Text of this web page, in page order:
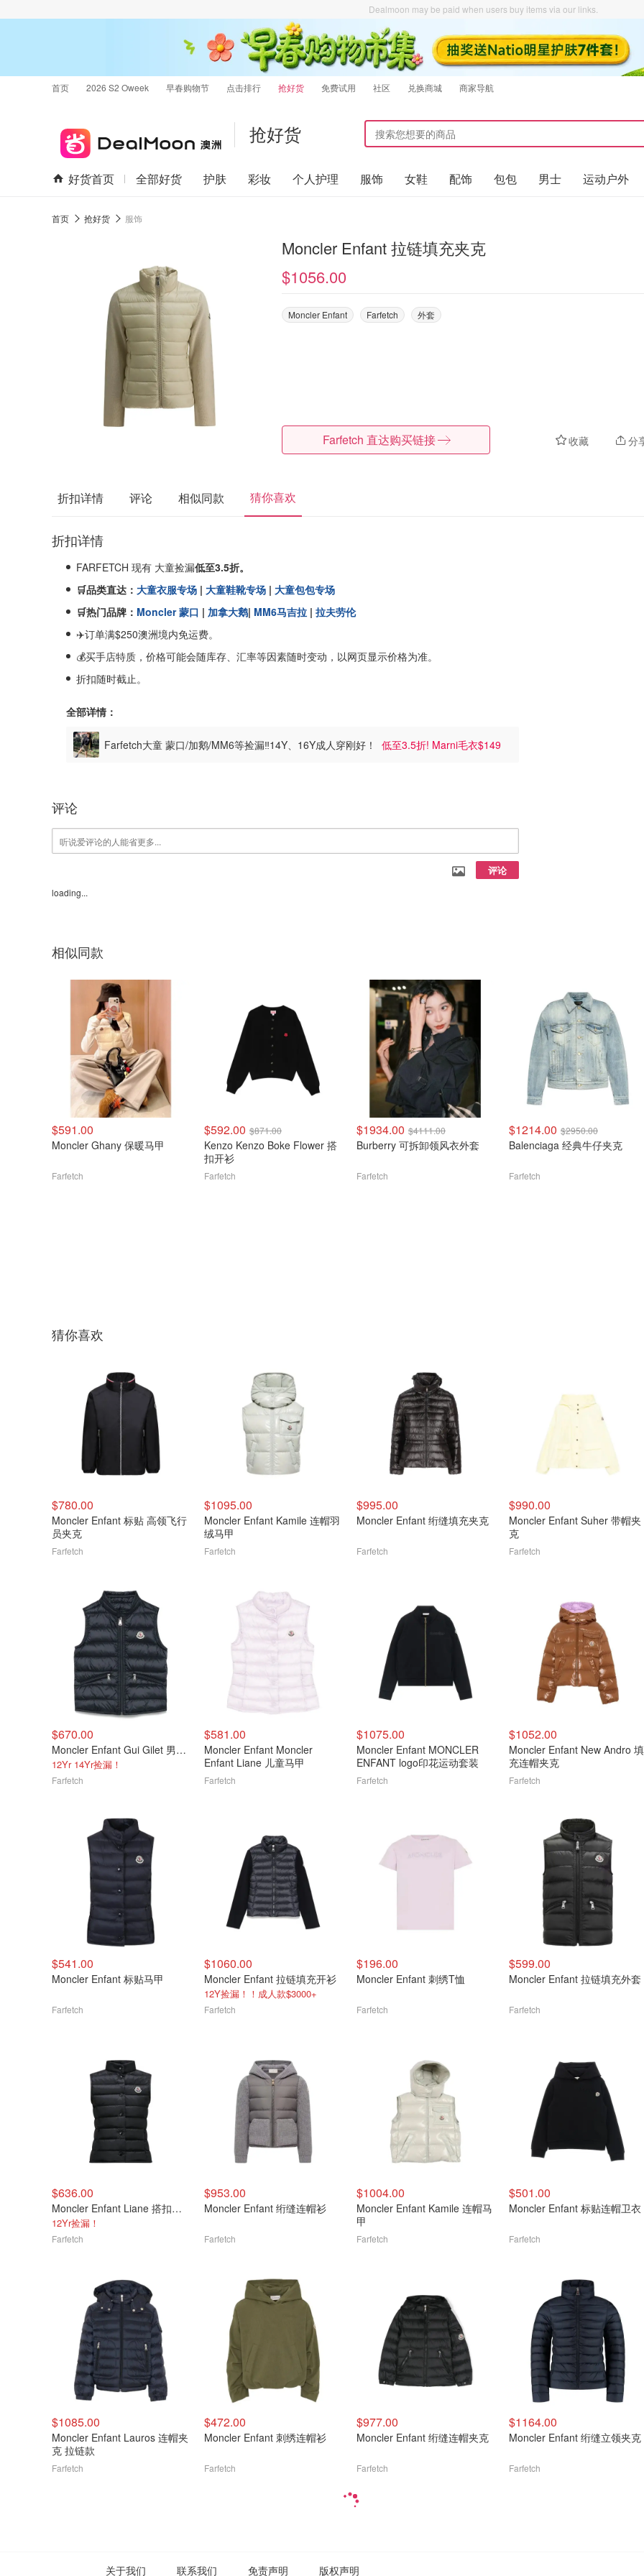
Dealmoon may be paid when users buy items via our links.
首页 2026 S2 Oweek 早春购物节 点击排行 抢好货 免费试用 社区 兑换商城 商家导航
抢好货
好货首页 全部好货 护肤 彩妆 个人护理 服饰 女鞋 配饰 包包 男士 运动户外
首页 抢好货 服饰
Moncler Enfant 拉链填充夹克
$1056.00
Moncler Enfant Farfetch 外套
收藏 分
Farfetch 直达购买链接
折扣详情 评论 相似同款 猜你喜欢
折扣详情
FARFETCH 现有 大童捡漏低至3.5折。
🛒品类直达： 大童衣服专场 | 大童鞋靴专场 | 大童包包专场
🛒热门品牌： Moncler 蒙口 | 加拿大鹅| MM6马吉拉 | 拉夫劳伦
✈️订单满$250澳洲境内免运费。
💰买手店特质，价格可能会随库存、汇率等因素随时变动，以网页显示价格为准。
折扣随时截止。
全部详情：
Farfetch大童 蒙口/加鹅/MM6等捡漏‼️14Y、16Y成人穿刚好！ 低至3.5折! Marni毛衣$149
评论
评论
loading...
相似同款
$591.00
Moncler Ghany 保暖马甲
Farfetch
$592.00 $871.00
Kenzo Kenzo Boke Flower 搭
扣开衫
Farfetch
$1934.00 $4111.00
Burberry 可拆卸领风衣外套
Farfetch
$1214.00 $2950.00
Balenciaga 经典牛仔夹克
Farfetch
猜你喜欢
$780.00
Moncler Enfant 标贴 高领飞行
员夹克
Farfetch
$1095.00
Moncler Enfant Kamile 连帽羽
绒马甲
Farfetch
$995.00
Moncler Enfant 绗缝填充夹克
Farfetch
$990.00
Moncler Enfant Suher 带帽夹
克
Farfetch
$670.00
Moncler Enfant Gui Gilet 男士羽绒马甲
12Yr 14Yr捡漏！
Farfetch
$581.00
Moncler Enfant Moncler
Enfant Liane 儿童马甲
Farfetch
$1075.00
Moncler Enfant MONCLER
ENFANT logo印花运动套装
Farfetch
$1052.00
Moncler Enfant New Andro 填
充连帽夹克
Farfetch
$541.00
Moncler Enfant 标贴马甲
Farfetch
$1060.00
Moncler Enfant 拉链填充开衫
12Y捡漏！！成人款$3000+
Farfetch
$196.00
Moncler Enfant 刺绣T恤
Farfetch
$599.00
Moncler Enfant 拉链填充外套
Farfetch
$636.00
Moncler Enfant Liane 搭扣马甲
12Yr捡漏！
Farfetch
$953.00
Moncler Enfant 绗缝连帽衫
Farfetch
$1004.00
Moncler Enfant Kamile 连帽马
甲
Farfetch
$501.00
Moncler Enfant 标贴连帽卫衣
Farfetch
$1085.00
Moncler Enfant Lauros 连帽夹
克 拉链款
Farfetch
$472.00
Moncler Enfant 刺绣连帽衫
Farfetch
$977.00
Moncler Enfant 绗缝连帽夹克
Farfetch
$1164.00
Moncler Enfant 绗缝立领夹克
Farfetch
关于我们 联系我们 免责声明 版权声明